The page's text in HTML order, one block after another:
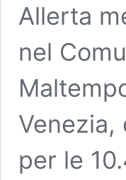
Allerta
nel
per le